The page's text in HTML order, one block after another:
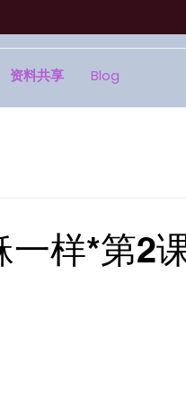
资料共享 Blog
一样*第2